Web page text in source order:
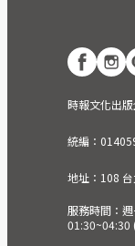
時報文化出
統編：
地址：108
服務時間：
01:30~04:30